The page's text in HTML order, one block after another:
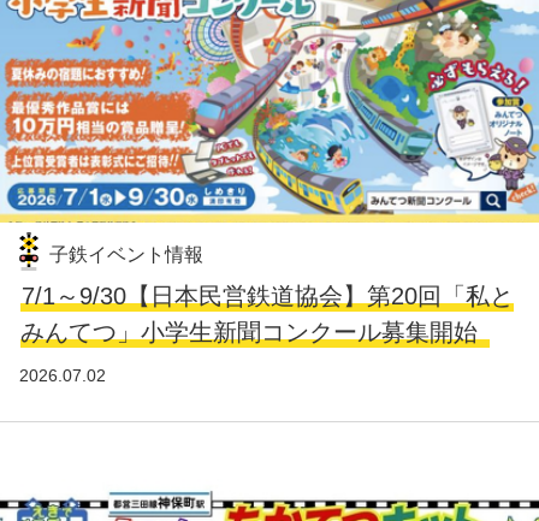
子鉄イベント情報
7/1～9/30【日本民営鉄道協会】第20回「私と
みんてつ」小学生新聞コンクール募集開始
2026.07.02